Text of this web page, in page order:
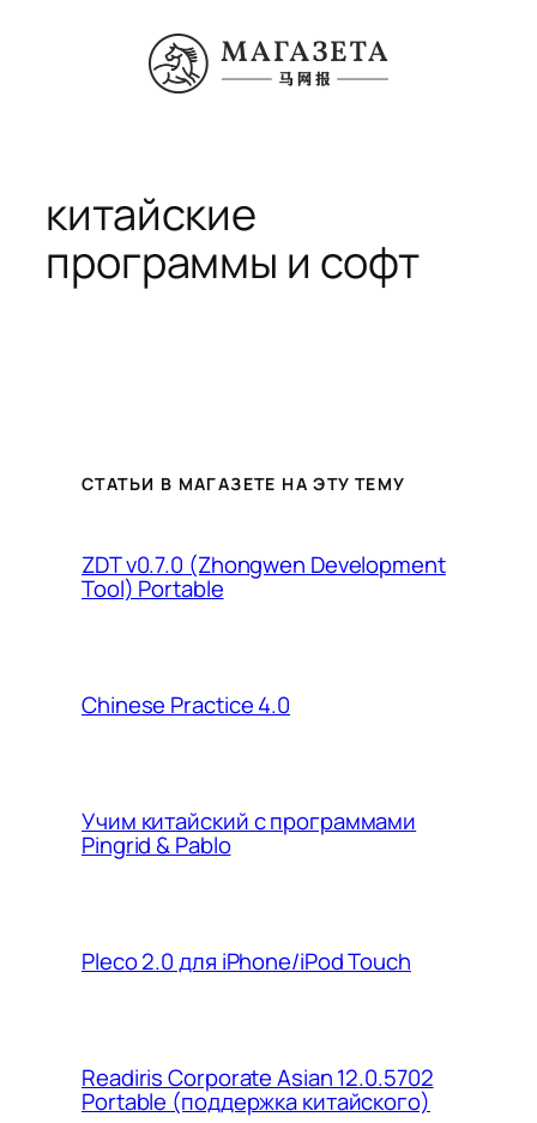
содержимому
китайские
программы и софт
СТАТЬИ В МАГАЗЕТЕ НА ЭТУ ТЕМУ
ZDT v0.7.0 (Zhongwen Development
Tool) Portable
Chinese Practice 4.0
Учим китайский с программами
Pingrid & Pablo
Pleco 2.0 для iPhone/iPod Touch
Readiris Corporate Asian 12.0.5702
Portable (поддержка китайского)